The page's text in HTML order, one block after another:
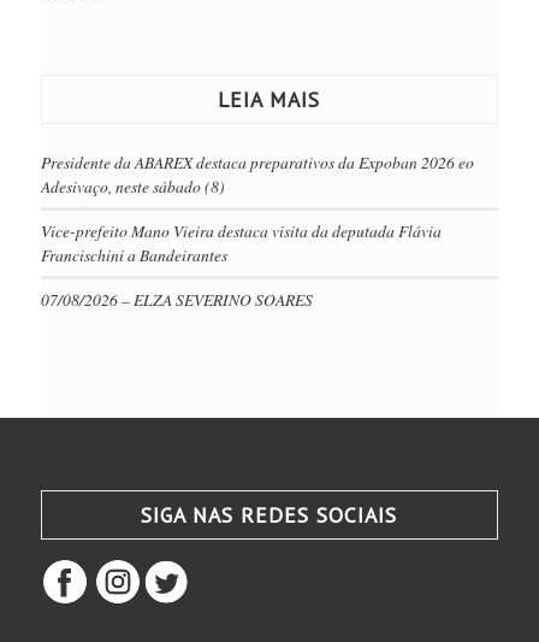
LEIA MAIS
Presidente da ABAREX destaca preparativos da Expoban 2026 eo
Adesivaço, neste sábado (8)
Vice-prefeito Mano Vieira destaca visita da deputada Flávia
Francischini a Bandeirantes
07/08/2026 – ELZA SEVERINO SOARES
SIGA NAS REDES SOCIAIS